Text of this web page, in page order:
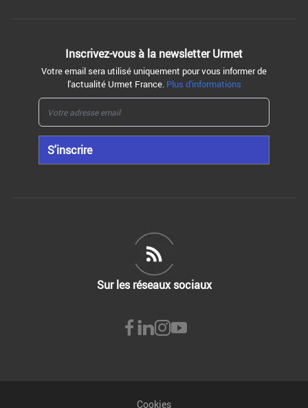
Inscrivez-vous à la newsletter Urmet
Votre email sera utilisé uniquement pour vous informer de
l'actualité Urmet France. Plus d'informations
S'inscrire
Sur les réseaux sociaux
Cookies